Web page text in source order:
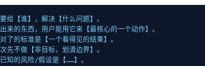
给【谁】，解决【什么问题】。
来的东西，用户能用它来【最核心的一个动作】。
了的标准是【一个看得见的结果】。
先不做【非目标，划清边界】。
知的风险/假设是【……】。